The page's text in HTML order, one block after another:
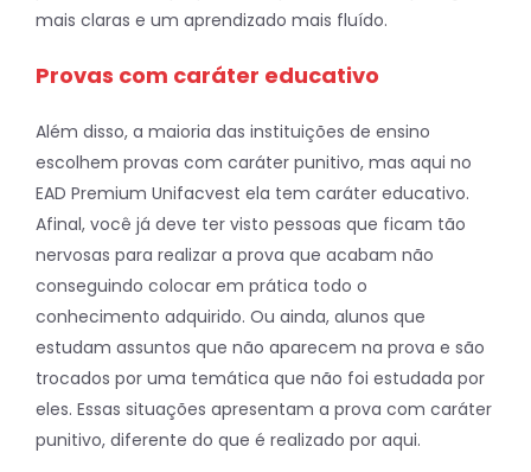
mais claras e um aprendizado mais fluído.
Provas com caráter educativo
Além disso, a maioria das instituições de ensino
escolhem provas com caráter punitivo, mas aqui no
EAD Premium Unifacvest ela tem caráter educativo.
Afinal, você já deve ter visto pessoas que ficam tão
nervosas para realizar a prova que acabam não
conseguindo colocar em prática todo o
conhecimento adquirido. Ou ainda, alunos que
estudam assuntos que não aparecem na prova e são
trocados por uma temática que não foi estudada por
eles. Essas situações apresentam a prova com caráter
punitivo, diferente do que é realizado por aqui.